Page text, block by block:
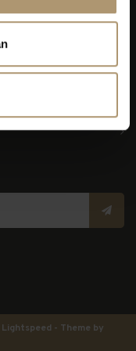
Lightspeed - Theme by